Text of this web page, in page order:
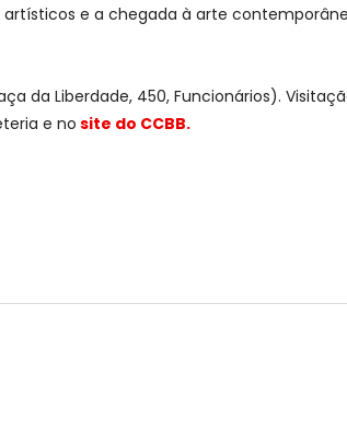
e a chegada à arte
da Liberdade, 450, Funcionários).
e no site do CCBB.